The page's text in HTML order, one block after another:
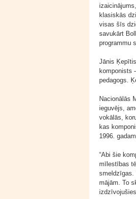
klasiskās
visas šīs
savukārt
programmu
Jānis
komponists
pedagogs.
Nacionālās
ieguvējs,
vokālās,
kas
1996.
“Abi šie
mīlestības
smeldzīgas.
mājām. To